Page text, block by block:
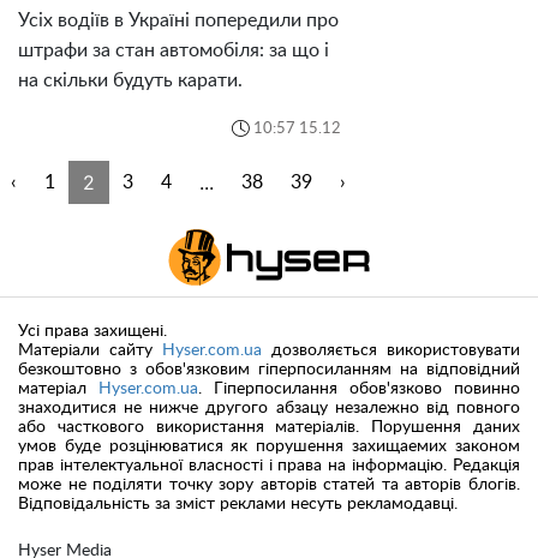
Усіх водіїв в Україні попередили про
штрафи за стан автомобіля: за що і
на скільки будуть карати.
10:57 15.12
‹ 1 2 3 4 ... 38 39 ›
Hyser Media
Усі права захищені.
Матеріали сайту
Hyser.com.ua дозволяється використовувати
безкоштовно з обов'язковим гіперпосиланням на відповідний
матеріал
Hyser.com.ua. Гіперпосилання обов'язково повинно
знаходитися не нижче другого абзацу незалежно від повного
або часткового використання матеріалів. Порушення даних
умов буде розцінюватися як порушення захищаемих законом
прав інтелектуальної власності і права на інформацію. Редакція
може не поділяти точку зору авторів статей та авторів блогів.
Відповідальність за зміст реклами несуть рекламодавці.